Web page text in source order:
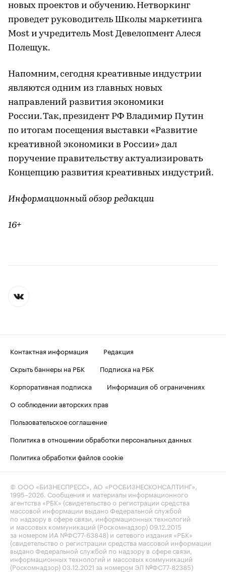
новых проектов и обучению. Нетворкинг
проведет руководитель Школы маркетинга
Most и учредитель Most Девелопмент Алеся
Полещук.
Напомним, сегодня креативные индустрии
являются одним из главных новых
направлений развития экономики
России. Так, президент РФ Владимир Путин
по итогам посещения выставки «Развитие
креативной экономики в России» дал
поручение правительству актуализировать
Концепцию развития креативных индустрий.
Информационный обзор редакции
16+
Контактная информация
Редакция
Скрыть баннеры на РБК
Подписка на РБК
Корпоративная подписка
Информация об ограничениях
О соблюдении авторских прав
Пользовательское соглашение
Политика в отношении обработки персональных данных
Политика обработки файлов cookie
© ООО «БИЗНЕСПРЕСС», АО «РОСБИЗНЕСКОНСАЛТИНГ»,
1995–2026 . Сообщения и материалы информационного
агентства «РБК» (свидетельство о регистрации средства
массовой информации выдано Федеральной службой
по надзору в сфере связи, информационных технологий
и массовых коммуникаций (Роскомнадзор) 09.12.2015
за номером ИА №ФС77-63848) и сетевого издания «РБК»
(свидетельство о регистрации средства массовой информации
выдано Федеральной службой по надзору в сфере связи,
информационных технологий и массовых коммуникаций
(Роскомнадзор) 03.12.2021 за номером ЭЛ №ФС77-82385)